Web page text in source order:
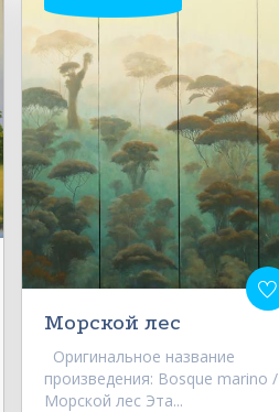
Морской лес
Оригинальное название
произведения: Bosque marino /
Морской лес Эта...